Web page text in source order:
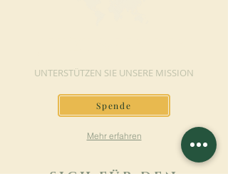
UNTERSTÜTZEN SIE UNSERE MISSION
Spende
Mehr erfahren
SICH FÜR DEN